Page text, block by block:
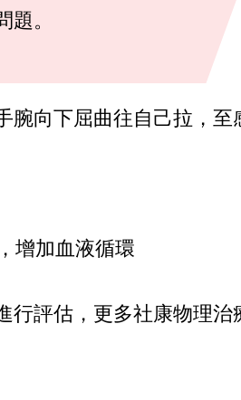
。
腕向下屈曲往自己拉，
增加血液循環
評估，更多社康物理治